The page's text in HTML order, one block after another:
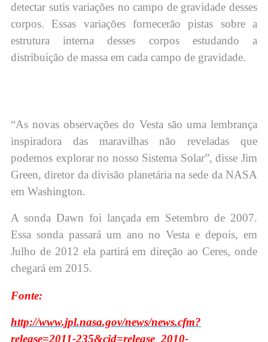
detectar sutis variações no campo de gravidade desses
corpos. Essas variações fornecerão pistas sobre a
estrutura interna desses corpos estudando a
distribuição de massa em cada campo de gravidade.
“As novas observações do Vesta são uma lembrança
inspiradora das maravilhas não reveladas que
podemos explorar no nosso Sistema Solar”, disse Jim
Green, diretor da divisão planetária na sede da NASA
em Washington.
A sonda Dawn foi lançada em Setembro de 2007.
Essa sonda passará um ano no Vesta e depois, em
Julho de 2012 ela partirá em direção ao Ceres, onde
chegará em 2015.
Fonte:
http://www.jpl.nasa.gov/news/news.cfm?
release=2011-235&cid=release_2010-